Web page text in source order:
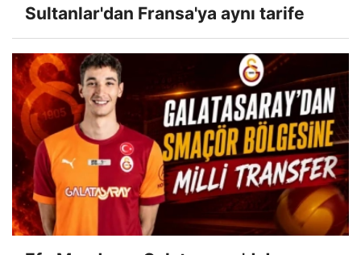
Sultanlar'dan Fransa'ya aynı tarife